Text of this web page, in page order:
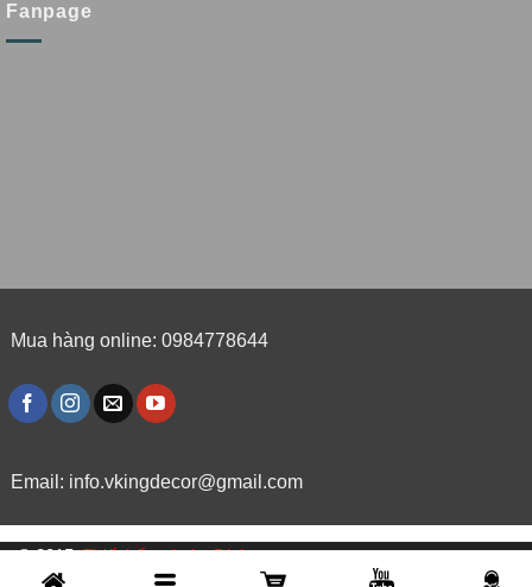
Fanpage
Mua hàng online: 0984778644
Email: info.vkingdecor@gmail.com
© 2015,Thiết kế website Dipigo